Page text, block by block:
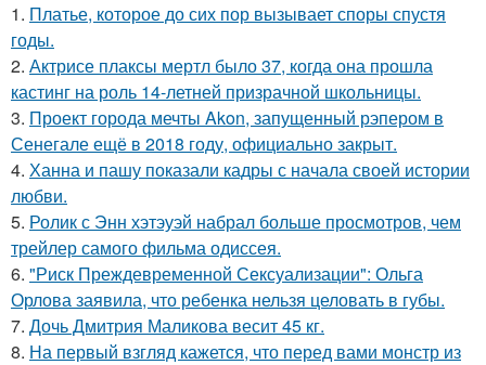
1. Платье, которое до сих пор вызывает споры спустя
годы.
2. Актрисе плаксы мертл было 37, когда она прошла
кастинг на роль 14-летней призрачной школьницы.
3. Проект города мечты Akon, запущенный рэпером в
Сенегале ещё в 2018 году, официально закрыт.
4. Ханна и пашу показали кадры с начала своей истории
любви.
5. Ролик с Энн хэтэуэй набрал больше просмотров, чем
трейлер самого фильма одиссея.
6. "Риск Преждевременной Сексуализации": Ольга
Орлова заявила, что ребенка нельзя целовать в губы.
7. Дочь Дмитрия Маликова весит 45 кг.
8. На первый взгляд кажется, что перед вами монстр из